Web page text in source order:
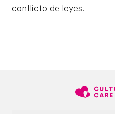
conflicto de leyes.